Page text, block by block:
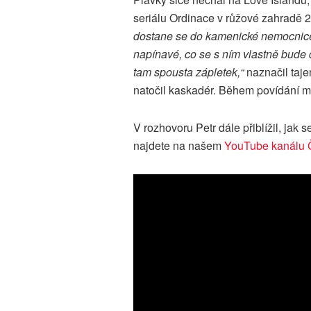
seriálu Ordinace v růžové zahradě
dostane se do kamenické
napínavé, co se s ním vlastně
tam spousta zápletek,“naznačil
natočil kaskadér. Během povídání
V rozhovoru Petr dále přiblížil, jak
najdete na našemYouTube kanálu